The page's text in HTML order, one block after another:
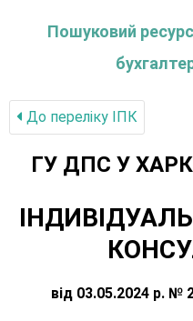
Пошуковий
До переліку IПК
ГУ ДПС У
від 03.05.2024 р. №